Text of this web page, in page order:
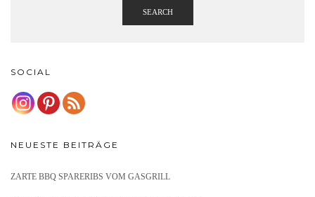
SEARCH
SOCIAL
NEUESTE BEITRÄGE
ZARTE BBQ SPARERIBS VOM GASGRILL